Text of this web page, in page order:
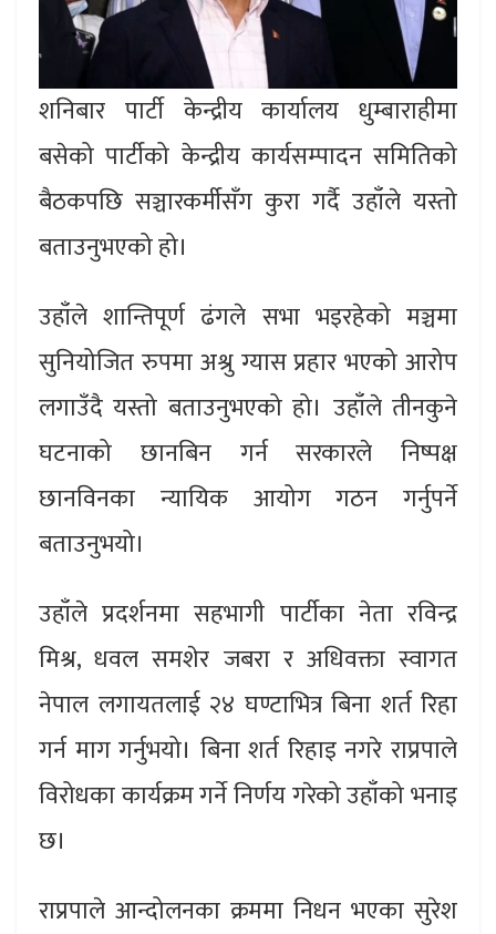
शनिबार पार्टी केन्द्रीय कार्यालय धुम्बाराहीमा
बसेको पार्टीको केन्द्रीय कार्यसम्पादन समितिको
बैठकपछि सञ्चारकर्मीसँग कुरा गर्दै उहाँले यस्तो
बताउनुभएको हो।
उहाँले शान्तिपूर्ण ढंगले सभा भइरहेको मञ्चमा
सुनियोजित रुपमा अश्रु ग्यास प्रहार भएको आरोप
लगाउँदै यस्तो बताउनुभएको हो। उहाँले तीनकुने
घटनाको छानबिन गर्न सरकारले निष्पक्ष
छानविनका न्यायिक आयोग गठन गर्नुपर्ने
बताउनुभयो।
उहाँले प्रदर्शनमा सहभागी पार्टीका नेता रविन्द्र
मिश्र, धवल समशेर जबरा र अधिवक्ता स्वागत
नेपाल लगायतलाई २४ घण्टाभित्र बिना शर्त रिहा
गर्न माग गर्नुभयो। बिना शर्त रिहाइ नगरे राप्रपाले
विरोधका कार्यक्रम गर्ने निर्णय गरेको उहाँको भनाइ
छ।
राप्रपाले आन्दोलनका क्रममा निधन भएका सुरेश